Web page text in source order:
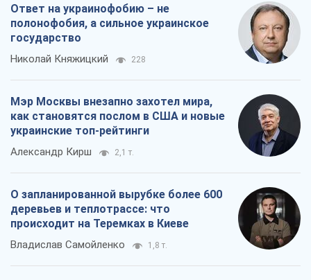
Ответ на украинофобию – не
полонофобия, а сильное украинское
государство
Николай Княжицкий 228
Мэр Москвы внезапно захотел мира,
как становятся послом в США и новые
украинские топ-рейтинги
Александр Кирш 2,1 т.
О запланированной вырубке более 600
деревьев и теплотрассе: что
происходит на Теремках в Киеве
Владислав Самойленко 1,8 т.